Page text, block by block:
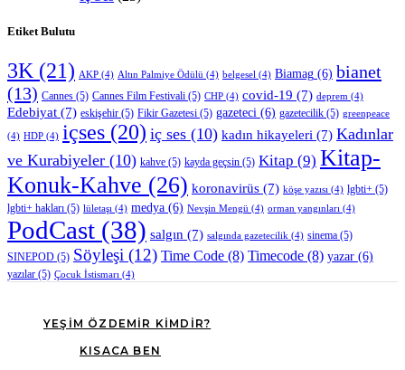
Etiket Bulutu
3K (21) AKP (4) Altın Palmiye Ödülü (4) belgesel (4) Biamag (6) bianet
(13) Cannes (5) Cannes Film Festivali (5) CHP (4) covid-19 (7) deprem (4)
Edebiyat (7) eskişehir (5) Fikir Gazetesi (5) gazeteci (6) gazetecilik (5) greenpeace
(4) HDP (4) içses (20) iç ses (10) kadın hikayeleri (7) Kadınlar
ve Kurabiyeler (10) kahve (5) kayda geçsin (5) Kitap (9) Kitap-
Konuk-Kahve (26) koronavirüs (7) köşe yazısı (4) lgbti+ (5)
lgbti+ hakları (5) lületaşı (4) medya (6) Nevşin Mengü (4) orman yangınları (4)
PodCast (38) salgın (7) salgında gazetecilik (4) sinema (5)
SINEPOD (5) Söyleşi (12) Time Code (8) Timecode (8) yazar (6)
yazılar (5) Çocuk İstismarı (4)
YEŞIM ÖZDEMIR KIMDIR?
KISACA BEN